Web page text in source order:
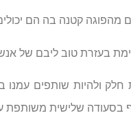
מהפוגה קטנה בה הם
בעזרת טוב ליבם של
ולהיות שותפים עמנו
בסעודה שלישית משותפת